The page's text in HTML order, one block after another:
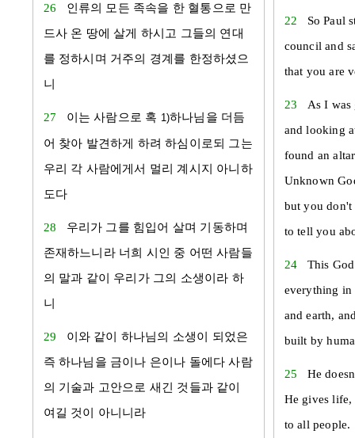
26 인류의 모든 족속을 한 혈통으로 만
드사 온 땅에 살게 하시고 그들의 연대
를 정하시며 거주의 경계를 한정하셨으
니
27 이는 사람으로 혹 1)하나님을 더듬
어 찾아 발견하게 하려 하심이로되 그는
우리 각 사람에게서 멀리 계시지 아니하
도다
28 우리가 그를 힘입어 살며 기동하며
존재하느니라 너희 시인 중 어떤 사람들
의 말과 같이 우리가 그의 소생이라 하
니
29 이와 같이 하나님의 소생이 되었은
즉 하나님을 금이나 은이나 돌에다 사람
의 기술과 고안으로 새긴 것들과 같이
여길 것이 아니니라
22 So Paul
council and
that you are
23 As I
and looking
found an
Unknown
but you
to tell you
24 This
everything in
and earth,
built by
25 He
He gives life,
to all people.